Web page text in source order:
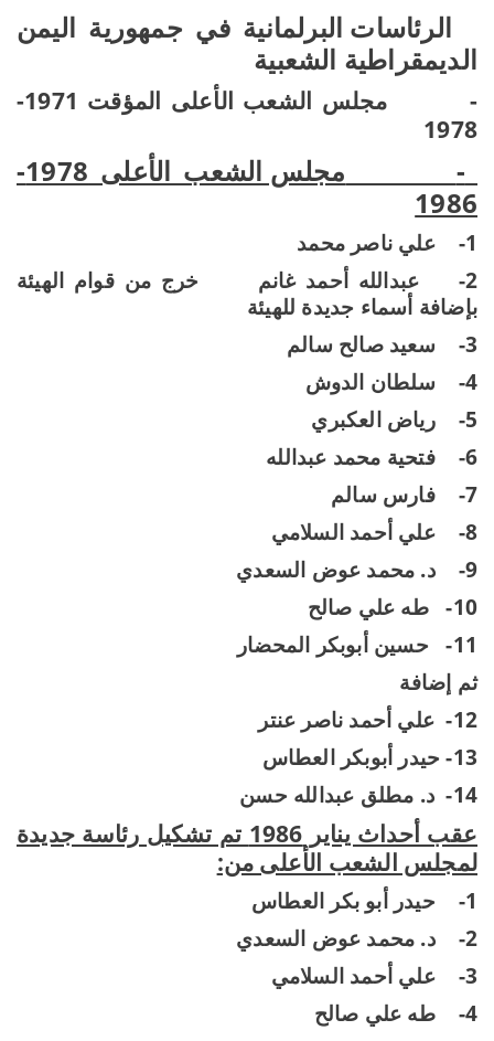
الرئاسات البرلمانية في جمهورية اليمن
الديمقراطية الشعبية
-
مجلس الشعب الأعلى المؤقت 1971-
1978
-
مجلس الشعب الأعلى 1978-
1986
1-
علي ناصر محمد
2-
عبدالله أحمد غانم
خرج من قوام الهيئة
بإضافة أسماء جديدة للهيئة
3-
سعيد صالح سالم
4-
سلطان الدوش
5-
رياض العكبري
6-
فتحية محمد عبدالله
7-
فارس سالم
8-
علي أحمد السلامي
9-
د. محمد عوض السعدي
10-
طه علي صالح
11-
حسين أبوبكر المحضار
ثم إضافة
12-
علي أحمد ناصر عنتر
13- حيدر أبوبكر العطاس
14-
د. مطلق عبدالله حسن
عقب أحداث يناير 1986 تم تشكيل رئاسة جديدة
لمجلس الشعب الأعلى من:
1-
حيدر أبو بكر العطاس
2-
د. محمد عوض السعدي
3-
علي أحمد السلامي
4-
طه علي صالح